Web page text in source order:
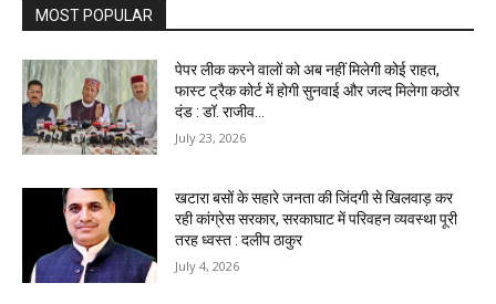
MOST POPULAR
पेपर लीक करने वालों को अब नहीं मिलेगी कोई राहत,
फास्ट ट्रैक कोर्ट में होगी सुनवाई और जल्द मिलेगा कठोर
दंड : डॉ. राजीव...
July 23, 2026
खटारा बसों के सहारे जनता की जिंदगी से खिलवाड़ कर
रही कांग्रेस सरकार, सरकाघाट में परिवहन व्यवस्था पूरी
तरह ध्वस्त : दलीप ठाकुर
July 4, 2026